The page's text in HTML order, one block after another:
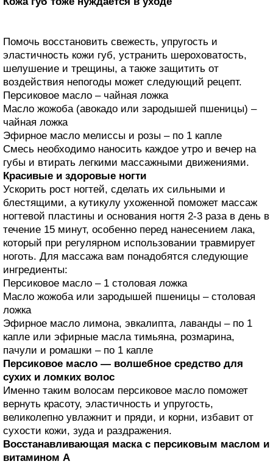
Помочь восстановить свежесть, упругость и
эластичность кожи губ, устранить шероховатость,
шелушение и трещины, а также защитить от
воздействия непогоды может следующий рецепт.
Персиковое масло – чайная ложка
Масло жожоба (авокадо или зародышей пшеницы) –
чайная ложка
Эфирное масло мелиссы и розы – по 1 капле
Смесь необходимо наносить каждое утро и вечер на
губы и втирать легкими массажными движениями.
Красивые и здоровые ногти
Ускорить рост ногтей, сделать их сильными и
блестящими, а кутикулу ухоженной поможет массаж
ногтевой пластины и основания ногтя 2-3 раза в день в
течение 15 минут, особенно перед нанесением лака,
который при регулярном использовании травмирует
ноготь. Для массажа вам понадобятся следующие
ингредиенты:
Персиковое масло – 1 столовая ложка
Масло жожоба или зародышей пшеницы – столовая
ложка
Эфирное масло лимона, эвкалипта, лаванды – по 1
капле или эфирные масла тимьяна, розмарина,
пачули и ромашки – по 1 капле
Персиковое масло — волшебное средство для
сухих и ломких волос
Именно таким волосам персиковое масло поможет
вернуть красоту, эластичность и упругость,
великолепно увлажнит и пряди, и корни, избавит от
сухости кожи, зуда и раздражения.
Восстанавливающая маска с персиковым маслом и
витамином А